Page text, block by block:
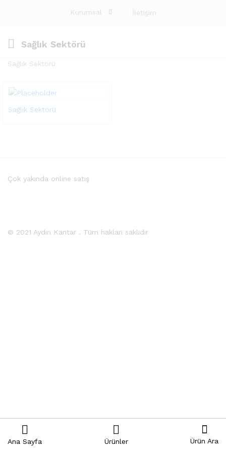
Kurumsal İletişim
Sağlık Sektörü
Sağlık Sektörü
Sağlık Sektörü
© 2021 Aydın Kantar . Tüm hakları saklıdır
Çok yakında online satış
Ana Sayfa Ürünler Ürün Ara